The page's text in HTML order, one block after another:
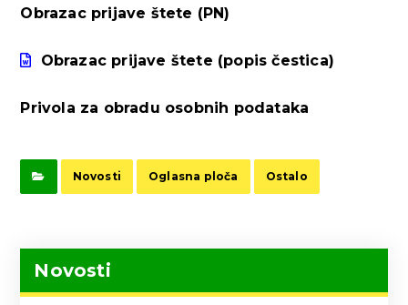
Obrazac prijave štete (PN)
Obrazac prijave štete (popis čestica)
Privola za obradu osobnih podataka
Novosti Oglasna ploča Ostalo
Novosti